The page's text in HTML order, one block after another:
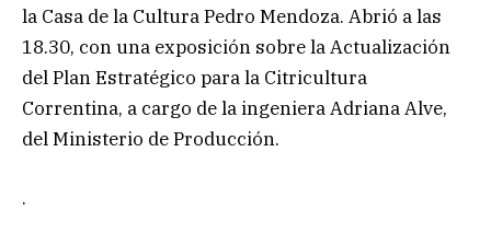
la Casa de la Cultura Pedro Mendoza. Abrió a las
18.30, con una exposición sobre la Actualización
del Plan Estratégico para la Citricultura
Correntina, a cargo de la ingeniera Adriana Alve,
del Ministerio de Producción.
.